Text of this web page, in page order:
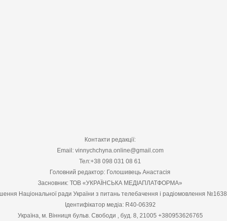
Контакти редакції:
Email: vinnychchyna.online@gmail.com
Тел:+38 098 031 08 61
Головний редактор: Голошивець Анастасія
Засновник: ТОВ «УКРАЇНСЬКА МЕДІАПЛАТФОРМА»
Національної ради України з питань телебачення і радіомовлення №1638
Ідентифікатор медіа: R40-06392
Україна, м. Вінниця бульв. Свободи , буд. 8, 21005 +380953626765